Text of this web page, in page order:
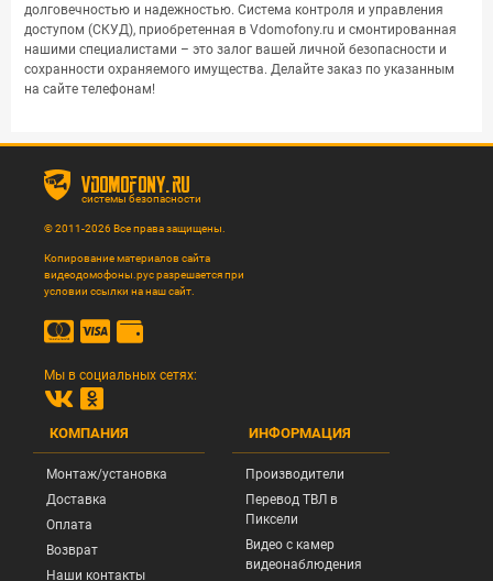
долговечностью и надежностью. Система контроля и управления
доступом (СКУД), приобретенная в Vdomofony.ru и смонтированная
нашими специалистами – это залог вашей личной безопасности и
сохранности охраняемого имущества. Делайте заказ по указанным
на сайте телефонам!
vdomofony.ru
системы безопасности
© 2011-2026 Все права защищены.
Копирование материалов сайта
видеодомофоны.рус разрешается при
условии ссылки на наш сайт.
Мы в социальных сетях:
КОМПАНИЯ
Монтаж/установка
Доставка
Оплата
Возврат
Наши контакты
ИНФОРМАЦИЯ
Производители
Перевод ТВЛ в
Пиксели
Видео с камер
видеонаблюдения